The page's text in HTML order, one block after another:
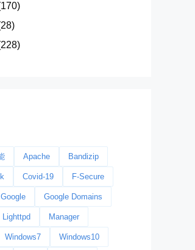
阴天，等我在厨房把热的...
的情人
是我的情人，心是仇敌—...
Apache Bandizip
Covid-19 F-Secure
Google Google Domains
Lighttpd Manager
Windows7 Windows10